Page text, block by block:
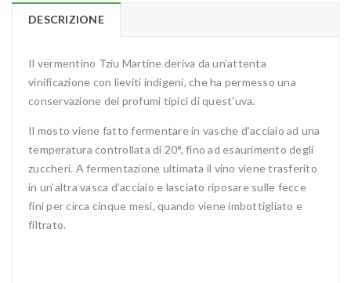
DESCRIZIONE
Il vermentino Tziu Martine deriva da un’attenta
vinificazione con lieviti indigeni, che ha permesso una
conservazione dei profumi tipici di quest’uva.
Il mosto viene fatto fermentare in vasche d’acciaio ad una
temperatura controllata di 20°, fino ad esaurimento degli
zuccheri. A fermentazione ultimata il vino viene trasferito
in un’altra vasca d’acciaio e lasciato riposare sulle fecce
fini per circa cinque mesi, quando viene imbottigliato e
filtrato.